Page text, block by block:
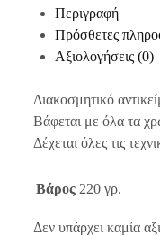
Περιγραφή
Πρόσθετες
Αξιολογήσεις (0)
Διακοσμητικό
Βάφεται με όλα τα
Δέχεται όλες τις
Βάρος 220 γρ.
Δεν υπάρχει καμία